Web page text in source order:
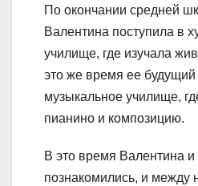
По окончании средней
Валентина поступила в
училище, где изучала
это же время ее
музыкальное училище,
пианино и композицию.
В это время Валентина
познакомились, и между